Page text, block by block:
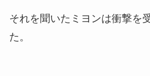
それを聞いたミヨンは衝撃を
た。